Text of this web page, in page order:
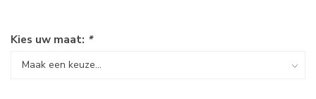
Kies uw maat: *